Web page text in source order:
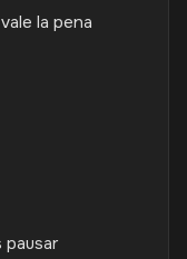
la pena
pausar